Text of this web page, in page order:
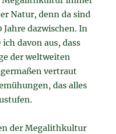
Natur, denn da sind
dazwischen. In
davon aus, dass
der weltweiten
vertraut
das alles
der Megalithkultur